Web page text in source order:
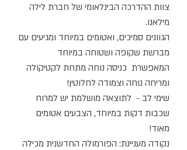
צוות ההדרכה הבינלאומי של חברת לילה
מילאנו.
הגוונים סמיכים, ואטומים במיוחד ומגיעים עם
מברשת שקופה ושטוחה במיוחד
המאפשרת כניסה נוחה מתחת לקטיקולה
ומריחה נוחה וצמודה לחלוטין!
שימי לב - לתוצאה מושלמת יש למרוח
שכבות דקות במיוחד, הצבעים אטומים
מאוד!
נקודה מעניינת: הפורמולה החדשנית מכילה